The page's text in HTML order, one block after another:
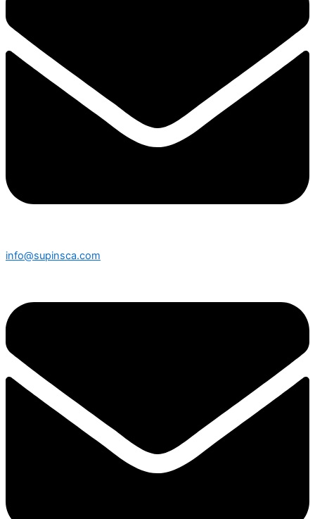
info@supinsca.com